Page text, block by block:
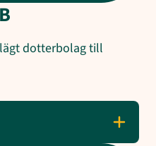
dotterbolag till